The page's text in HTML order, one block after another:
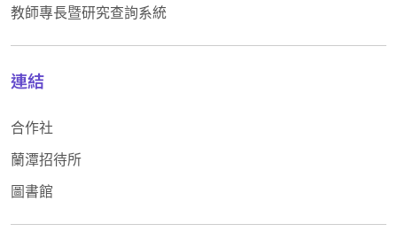
教師專長暨研究查詢系統
連結
合作社
蘭潭招待所
圖書館